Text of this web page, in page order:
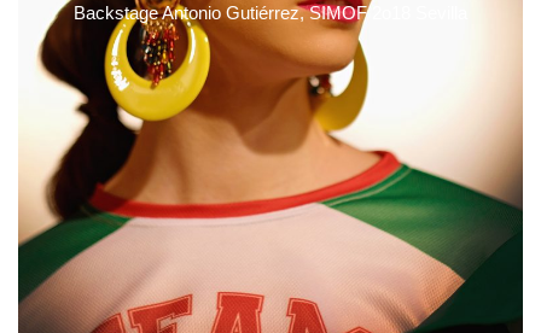
Backstage Antonio Gutiérrez, SIMOF 2o18 Sevilla